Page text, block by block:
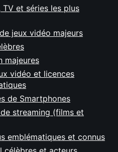
et séries les plus
jeux vidéo majeurs
majeures
vidéo et licences
de Smartphones
streaming (films et
emblématiques et connus